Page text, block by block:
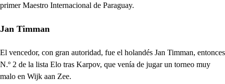
primer Maestro Internacional de Paraguay.
Jan Timman
El vencedor, con gran autoridad, fue el holandés Jan Timman, entonces
N.º 2 de la lista Elo tras Karpov, que venía de jugar un torneo muy
malo en Wijk aan Zee.